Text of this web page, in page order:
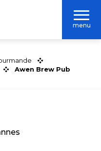
menu
Awen Brew Pub